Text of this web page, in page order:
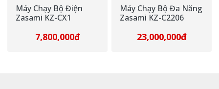
Máy Chạy Bộ Điện
Zasami KZ-CX1
7,800,000đ
Máy Chạy Bộ Đa Năng
Zasami KZ-C2206
23,000,000đ